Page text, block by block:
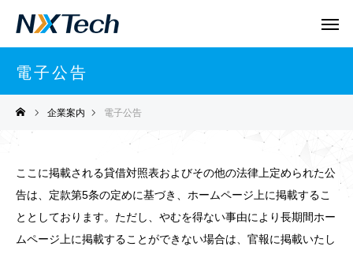
電子公告
企業案内 電子公告
ここに掲載される貸借対照表およびその他の法律上定められた公
告は、定款第5条の定めに基づき、ホームページ上に掲載するこ
ととしております。ただし、やむを得ない事由により長期間ホー
ムページ上に掲載することができない場合は、官報に掲載いたし